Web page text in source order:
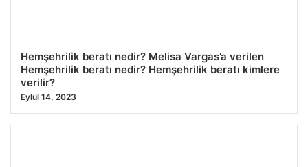
Hemşehrilik beratı nedir? Melisa Vargas’a verilen
Hemşehrilik beratı nedir? Hemşehrilik beratı kimlere
verilir?
Eylül 14, 2023